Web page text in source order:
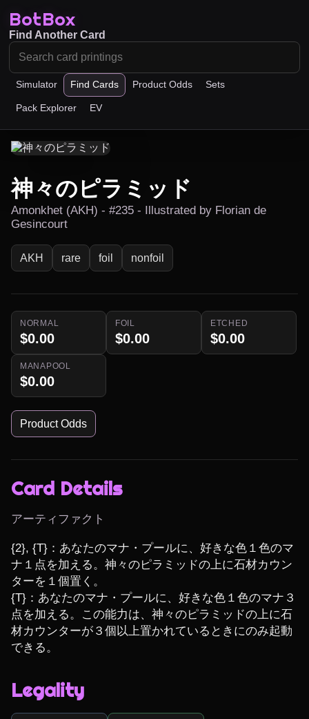
BotBox
Simulator Find Cards Product Odds Sets
Pack Explorer EV
Find Another Card
神々のピラミッド
Amonkhet (AKH) - #235 - Illustrated by Florian de
Gesincourt
AKH rare foil nonfoil
NORMAL
$0.00
FOIL
$0.00
ETCHED
$0.00
MANAPOOL
$0.00
Product Odds
Card Details
アーティファクト
{2}, {T}：あなたのマナ・プールに、好きな色１色のマ
ナ１点を加える。神々のピラミッドの上に石材カウン
ターを１個置く。
{T}：あなたのマナ・プールに、好きな色１色のマナ３
点を加える。この能力は、神々のピラミッドの上に石
材カウンターが３個以上置かれているときにのみ起動
できる。
Legality